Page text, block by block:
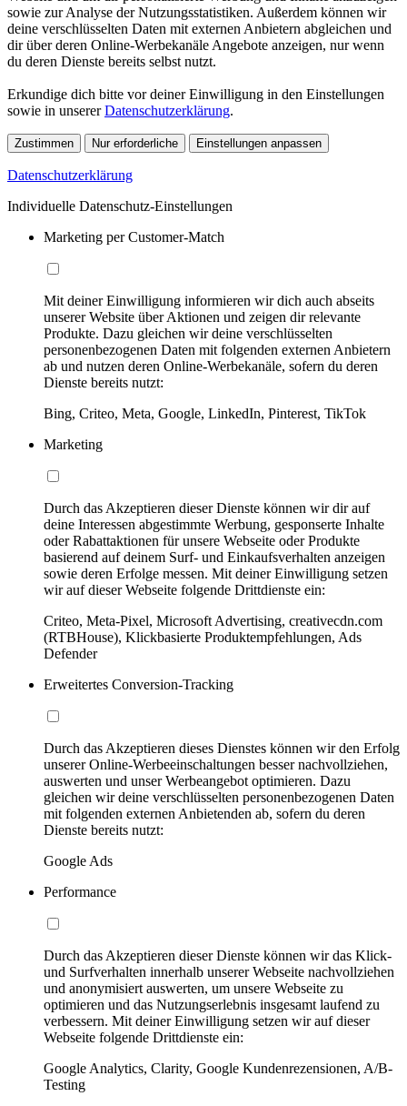
sowie zur Analyse der Nutzungsstatistiken. Außerdem können wir
deine verschlüsselten Daten mit externen Anbietern abgleichen und
dir über deren Online-Werbekanäle Angebote anzeigen, nur wenn
du deren Dienste bereits selbst nutzt.
Erkundige dich bitte vor deiner Einwilligung in den Einstellungen
sowie in unsererDatenschutzerklärung.
Zustimmen Nur erforderliche Einstellungen anpassen
Datenschutzerklärung
Individuelle Datenschutz-Einstellungen
Marketing per Customer-Match
Mit deiner Einwilligung informieren wir dich auch abseits
unserer Website über Aktionen und zeigen dir relevante
Produkte. Dazu gleichen wir deine verschlüsselten
personenbezogenen Daten mit folgenden externen Anbietern
ab und nutzen deren Online-Werbekanäle, sofern du deren
Dienste bereits nutzt:
Bing, Criteo, Meta, Google, LinkedIn, Pinterest, TikTok
Marketing
Durch das Akzeptieren dieser Dienste können wir dir auf
deine Interessen abgestimmte Werbung, gesponserte Inhalte
oder Rabattaktionen für unsere Webseite oder Produkte
basierend auf deinem Surf- und Einkaufsverhalten anzeigen
sowie deren Erfolge messen. Mit deiner Einwilligung setzen
wir auf dieser Webseite folgende Drittdienste ein:
Criteo, Meta-Pixel, Microsoft Advertising, creativecdn.com
(RTBHouse), Klickbasierte Produktempfehlungen, Ads
Defender
Erweitertes Conversion-Tracking
Durch das Akzeptieren dieses Dienstes können wir den Erfolg
unserer Online-Werbeeinschaltungen besser nachvollziehen,
auswerten und unser Werbeangebot optimieren. Dazu
gleichen wir deine verschlüsselten personenbezogenen Daten
mit folgenden externen Anbietenden ab, sofern du deren
Dienste bereits nutzt:
Google Ads
Performance
Durch das Akzeptieren dieser Dienste können wir das Klick-
und Surfverhalten innerhalb unserer Webseite nachvollziehen
und anonymisiert auswerten, um unsere Webseite zu
optimieren und das Nutzungserlebnis insgesamt laufend zu
verbessern. Mit deiner Einwilligung setzen wir auf dieser
Webseite folgende Drittdienste ein:
Google Analytics, Clarity, Google Kundenrezensionen, A/B-
Testing